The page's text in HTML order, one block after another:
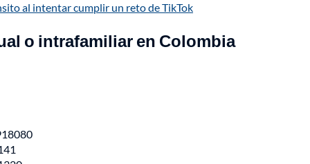
al intentar cumplir un reto de TikTok
o intrafamiliar en Colombia